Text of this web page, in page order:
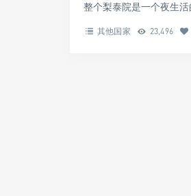
整个梨泰院是一个夜生
其他国家 23,496